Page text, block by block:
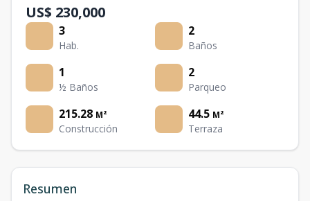
US$ 230,000
3
Hab.
2
Baños
1
½ Baños
2
Parqueo
215.28 M²
Construcción
44.5 M²
Terraza
Resumen